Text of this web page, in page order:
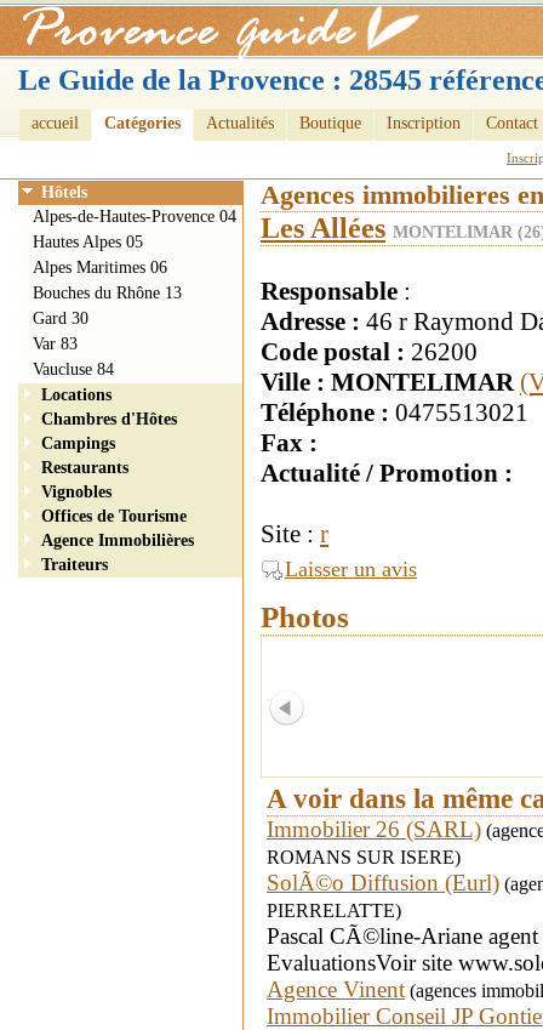
Le Guide de la Provence : 28545
accueil Catégories Actualités Boutique Inscription Contact
Agences immobilieres
Les Allées MONTELIMAR
Responsable :
Adresse : 46 r Raymond
Code postal : 26200
Ville : MONTELIMAR
Téléphone : 0475513021
Fax :
Actualité / Promotion :
Site : r
Laisser un avis
Photos
A voir dans la même
Immobilier 26 (SARL)
ROMANS SUR ISERE)
SolÃ©o Diffusion (Eurl)
PIERRELATTE)
Pascal CÃ©line-Ariane
EvaluationsVoir site
Agence Vinent (agences
Immobilier Conseil JP
Hôtels
Alpes-de-Hautes-Provence 04
Hautes Alpes 05
Alpes Maritimes 06
Bouches du Rhône 13
Gard 30
Var 83
Vaucluse 84
Locations
Chambres d'Hôtes
Campings
Restaurants
Vignobles
Offices de Tourisme
Agence Immobilières
Traiteurs